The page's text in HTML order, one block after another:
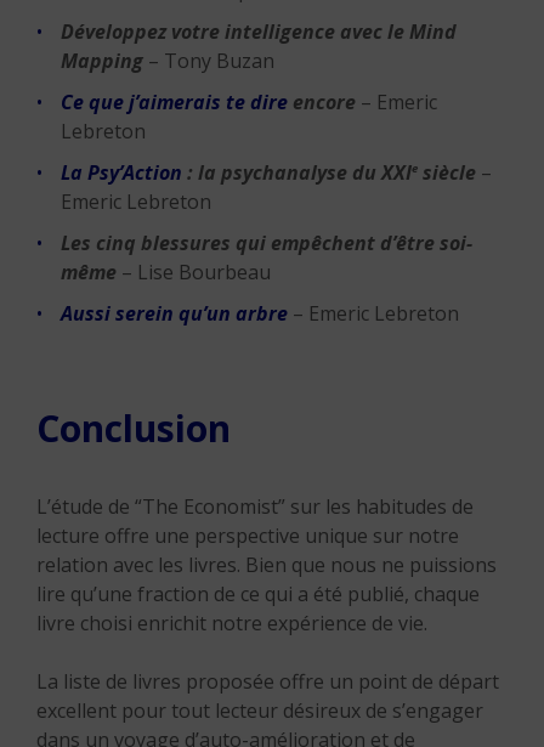
Développez votre intelligence avec le Mind
Mapping – Tony Buzan
Ce que j’aimerais te dire encore – Emeric
Lebreton
La Psy’Action : la psychanalyse du XXIe siècle –
Emeric Lebreton
Les cinq blessures qui empêchent d’être soi-
même – Lise Bourbeau
Aussi serein qu’un arbre – Emeric Lebreton
Conclusion
L’étude de “The Economist” sur les habitudes de
lecture offre une perspective unique sur notre
relation avec les livres. Bien que nous ne puissions
lire qu’une fraction de ce qui a été publié, chaque
livre choisi enrichit notre expérience de vie.
La liste de livres proposée offre un point de départ
excellent pour tout lecteur désireux de s’engager
dans un voyage d’auto-amélioration et de